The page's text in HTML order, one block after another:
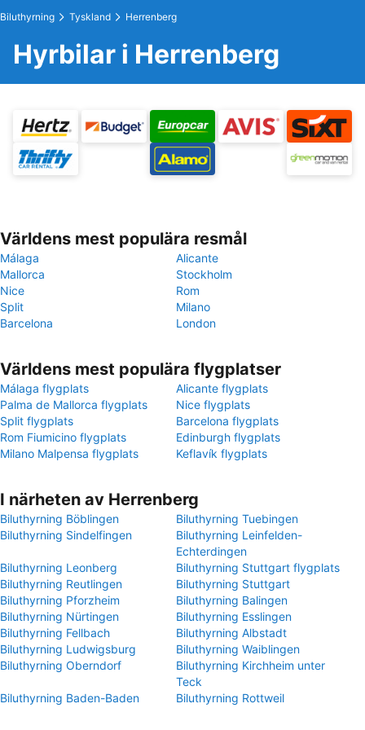
Biluthyrning Tyskland Herrenberg
Hyrbilar i Herrenberg
Världens mest populära resmål
Málaga
Alicante
Mallorca
Stockholm
Nice
Rom
Split
Milano
Barcelona
London
Världens mest populära flygplatser
Málaga flygplats
Alicante flygplats
Palma de Mallorca flygplats
Nice flygplats
Split flygplats
Barcelona flygplats
Rom Fiumicino flygplats
Edinburgh flygplats
Milano Malpensa flygplats
Keflavík flygplats
I närheten av Herrenberg
Biluthyrning Böblingen
Biluthyrning Tuebingen
Biluthyrning Sindelfingen
Biluthyrning Leinfelden-
Echterdingen
Biluthyrning Leonberg
Biluthyrning Stuttgart flygplats
Biluthyrning Reutlingen
Biluthyrning Stuttgart
Biluthyrning Pforzheim
Biluthyrning Balingen
Biluthyrning Nürtingen
Biluthyrning Esslingen
Biluthyrning Fellbach
Biluthyrning Albstadt
Biluthyrning Ludwigsburg
Biluthyrning Waiblingen
Biluthyrning Oberndorf
Biluthyrning Kirchheim unter
Teck
Biluthyrning Baden-Baden
Biluthyrning Rottweil